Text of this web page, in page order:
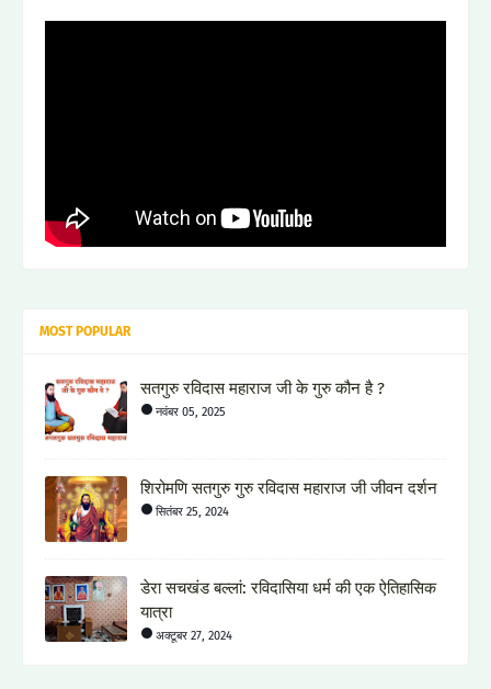
MOST POPULAR
सतगुरु रविदास महाराज जी के गुरु कौन है ?
नवंबर 05, 2025
शिरोमणि सतगुरु गुरु रविदास महाराज जी जीवन दर्शन
सितंबर 25, 2024
डेरा सचखंड बल्लां: रविदासिया धर्म की एक ऐतिहासिक
यात्रा
अक्टूबर 27, 2024